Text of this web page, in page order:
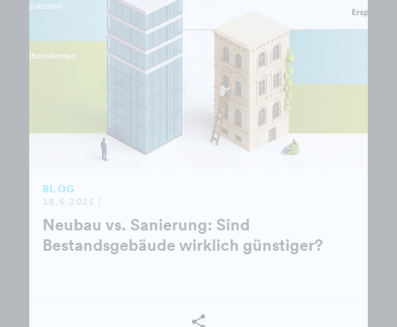
BLOG
18.6.2025 |
Neubau vs. Sanierung: Sind
Bestandsgebäude wirklich günstiger?